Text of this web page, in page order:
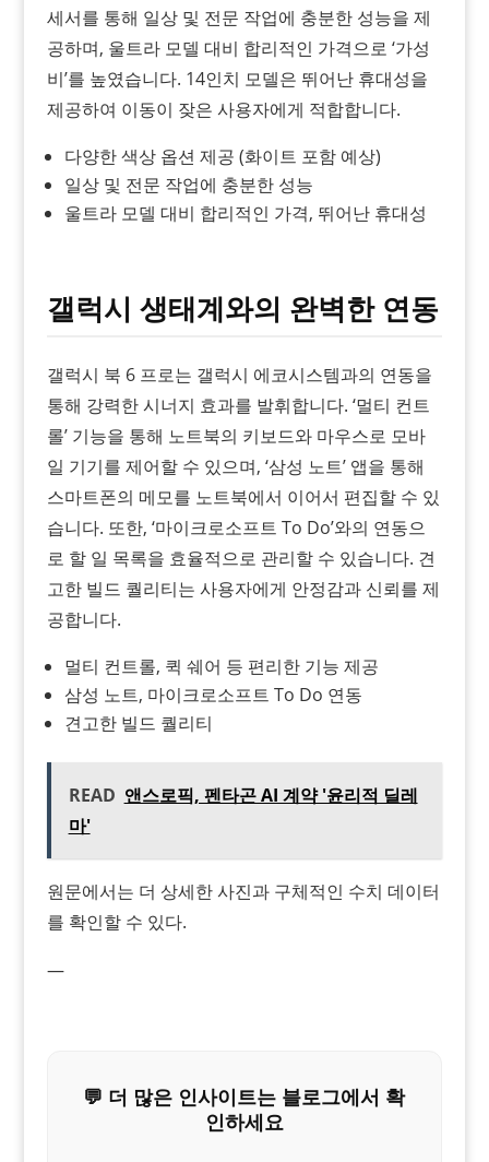
세서를 통해 일상 및 전문 작업에 충분한 성능을 제
공하며, 울트라 모델 대비 합리적인 가격으로 ‘가성
비’를 높였습니다. 14인치 모델은 뛰어난 휴대성을
제공하여 이동이 잦은 사용자에게 적합합니다.
다양한 색상 옵션 제공 (화이트 포함 예상)
일상 및 전문 작업에 충분한 성능
울트라 모델 대비 합리적인 가격, 뛰어난 휴대성
갤럭시 생태계와의 완벽한 연동
갤럭시 북 6 프로는 갤럭시 에코시스템과의 연동을
통해 강력한 시너지 효과를 발휘합니다. ‘멀티 컨트
롤’ 기능을 통해 노트북의 키보드와 마우스로 모바
일 기기를 제어할 수 있으며, ‘삼성 노트’ 앱을 통해
스마트폰의 메모를 노트북에서 이어서 편집할 수 있
습니다. 또한, ‘마이크로소프트 To Do’와의 연동으
로 할 일 목록을 효율적으로 관리할 수 있습니다. 견
고한 빌드 퀄리티는 사용자에게 안정감과 신뢰를 제
공합니다.
멀티 컨트롤, 퀵 쉐어 등 편리한 기능 제공
삼성 노트, 마이크로소프트 To Do 연동
견고한 빌드 퀄리티
READ 앤스로픽, 펜타곤 AI 계약 '윤리적 딜레
마'
원문에서는 더 상세한 사진과 구체적인 수치 데이터
를 확인할 수 있다.
—
💬 더 많은 인사이트는 블로그에서 확
인하세요